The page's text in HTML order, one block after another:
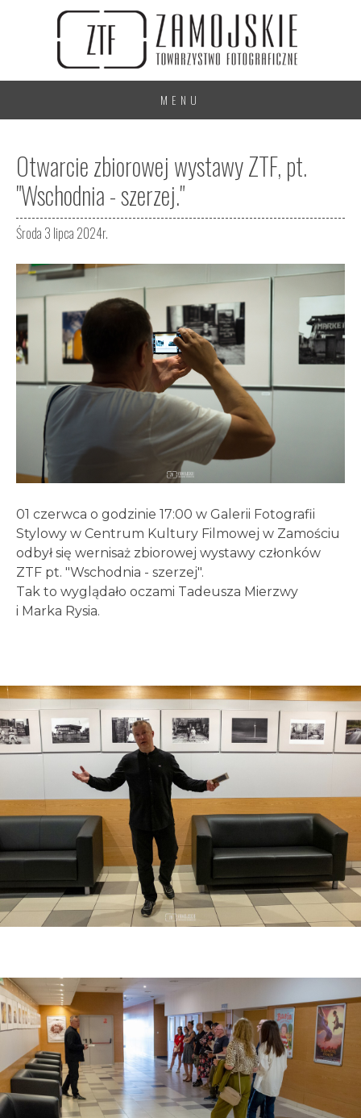
MENU
Otwarcie zbiorowej wystawy ZTF, pt.
"Wschodnia - szerzej."
Środa 3 lipca 2024r.
01 czerwca o godzinie 17:00 w Galerii Fotografii
Stylowy w Centrum Kultury Filmowej w Zamościu
odbył się wernisaż zbiorowej wystawy członków
ZTF pt. "Wschodnia - szerzej".
Tak to wyglądało oczami Tadeusza Mierzwy
i Marka Rysia.